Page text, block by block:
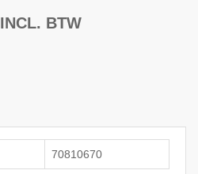
INCL. BTW
70810670